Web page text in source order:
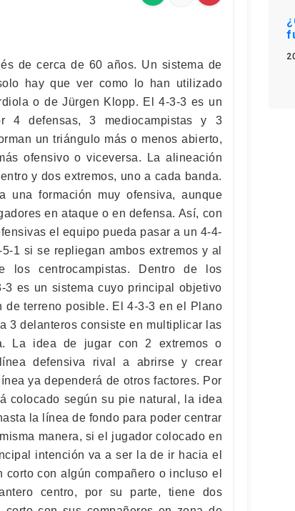
de cerca de 60 años. Un sistema de
hay que ver como lo han utilizado
o de Jürgen Klopp. El 4-3-3 es un
4 defensas, 3 mediocampistas y 3
un triángulo más o menos abierto,
ofensivo o viceversa. La alineación
y dos extremos, uno a cada banda.
una formación muy ofensiva, aunque
en ataque o en defensa. Así, con
el equipo pueda pasar a un 4-4-
1 si se repliegan ambos extremos y al
los centrocampistas. Dentro de los
es un sistema cuyo principal objetivo
de terreno posible. El 4-3-3 en el Plano
3 delanteros consiste en multiplicar las
La idea de jugar con 2 extremos o
defensiva rival a abrirse y crear
ya dependerá de otros factores. Por
colocado según su pie natural, la idea
la línea de fondo para poder centrar
manera, si el jugador colocado en
intención va a ser la de ir hacia el
con algún compañero o incluso el
centro, por su parte, tiene dos